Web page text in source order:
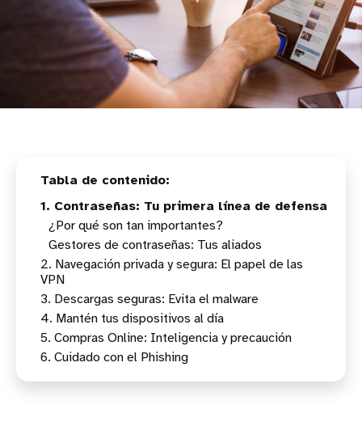
1. Contraseñas: Tu primera línea de defensa
¿Por qué son tan importantes?
Gestores de contraseñas: Tus aliados
2. Navegación privada y segura: El papel de las
VPN
¿Qué es y para qué sirve una VPN?
3. Descargas seguras: Evita el malware
Aplicaciones móviles: Fíjate en el origen
Archivos en el ordenador: Analiza antes de abrir
4. Mantén tus dispositivos al día
La importancia de actualizar
¿Cómo comprobar actualizaciones?
5. Compras Online: Inteligencia y precaución
Elige tiendas fiables
6. Cuidado con el Phishing